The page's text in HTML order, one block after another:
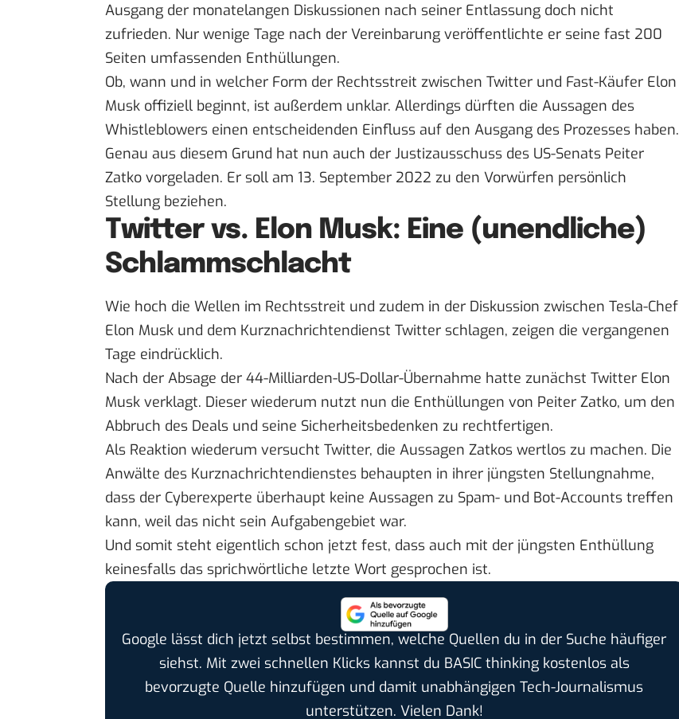
Ausgang der monatelangen Diskussionen nach seiner Entlassung doch nicht
zufrieden. Nur wenige Tage nach der Vereinbarung veröffentlichte er seine fast 200
Seiten umfassenden Enthüllungen.
Ob, wann und in welcher Form der Rechtsstreit zwischen Twitter und Fast-Käufer Elon
Musk offiziell beginnt, ist außerdem unklar. Allerdings dürften die Aussagen des
Whistleblowers einen entscheidenden Einfluss auf den Ausgang des Prozesses haben.
Genau aus diesem Grund hat nun auch der Justizausschuss des US-Senats Peiter
Zatko vorgeladen. Er soll am 13. September 2022 zu den Vorwürfen persönlich
Stellung beziehen.
Twitter vs. Elon Musk: Eine (unendliche)
Schlammschlacht
Wie hoch die Wellen im Rechtsstreit und zudem in der Diskussion zwischen Tesla-Chef
Elon Musk und dem Kurznachrichtendienst Twitter schlagen, zeigen die vergangenen
Tage eindrücklich.
Nach der Absage der 44-Milliarden-US-Dollar-Übernahme hatte zunächst Twitter Elon
Musk verklagt. Dieser wiederum nutzt nun die Enthüllungen von Peiter Zatko, um den
Abbruch des Deals und seine Sicherheitsbedenken zu rechtfertigen.
Als Reaktion wiederum versucht Twitter, die Aussagen Zatkos wertlos zu machen. Die
Anwälte des Kurznachrichtendienstes behaupten in ihrer jüngsten Stellungnahme,
dass der Cyberexperte überhaupt keine Aussagen zu Spam- und Bot-Accounts treffen
kann, weil das nicht sein Aufgabengebiet war.
Und somit steht eigentlich schon jetzt fest, dass auch mit der jüngsten Enthüllung
keinesfalls das sprichwörtliche letzte Wort gesprochen ist.
Google lässt dich jetzt selbst bestimmen, welche Quellen du in der Suche häufiger
siehst. Mit zwei schnellen Klicks kannst du BASIC thinking kostenlos als
bevorzugte Quelle hinzufügen und damit unabhängigen Tech-Journalismus
unterstützen. Vielen Dank!